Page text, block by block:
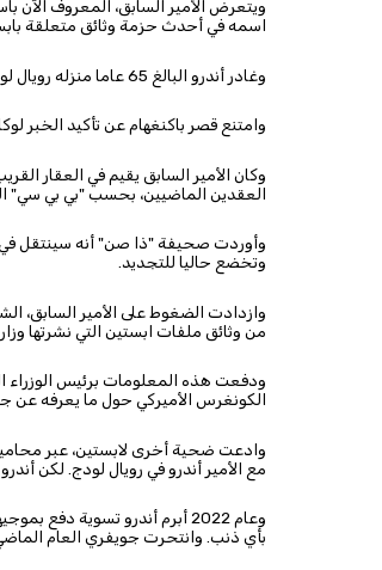
ويتعرض الأمير السابق، المعروف الآن
اسمه في أحدث حزمة وثائق متعلقة
وغادر أندرو البالغ 65 عاما منزله رويال لودج الاثنين، وفقا ل"بي بي سي".
وامتنع قصر باكنغهام عن تأكيد الخبر
وكان الأمير السابق يقيم في العقار
العقدين الماضيين، بحسب "بي بي سي"
وأوردت صحيفة "ذا صن" أنه سينتقل في
وتخضع حاليا للتجديد.
وازدادت الضغوط على الأمير السابق،
من وثائق ملفات ابستين التي نشرتها
ودفعت هذه المعلومات برئيس الوزراء
الكونغرس الأميركي حول ما يعرفه عن
مع الأمير أندرو في رويال لودج. لكن
وعام 2022 أبرم أندرو تسوية
بأي ذنب. وانتحرت جويفري العام